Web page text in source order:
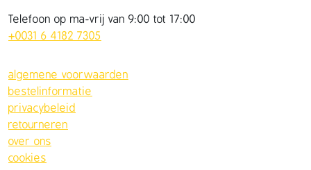
Telefoon op ma-vrij van 9:00 tot 17:00
+0031 6 4182 7305
algemene voorwaarden
bestelinformatie
privacybeleid
retourneren
over ons
cookies